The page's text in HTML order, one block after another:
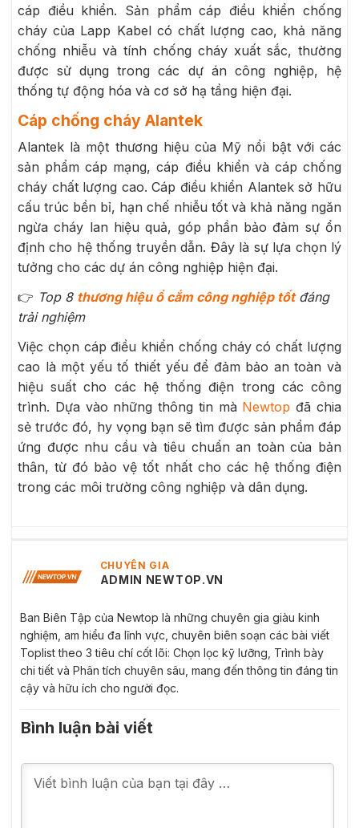
cáp điều khiển. Sản phẩm cáp điều khiển chống
cháy của Lapp Kabel có chất lượng cao, khả năng
chống nhiễu và tính chống cháy xuất sắc, thường
được sử dụng trong các dự án công nghiệp, hệ
thống tự động hóa và cơ sở hạ tầng hiện đại.
Cáp chống cháy Alantek
Alantek là một thương hiệu của Mỹ nổi bật với các
sản phẩm cáp mạng, cáp điều khiển và cáp chống
cháy chất lượng cao. Cáp điều khiển Alantek sở hữu
cấu trúc bền bỉ, hạn chế nhiễu tốt và khả năng ngăn
ngừa cháy lan hiệu quả, góp phần bảo đảm sự ổn
định cho hệ thống truyền dẫn. Đây là sự lựa chọn lý
tưởng cho các dự án công nghiệp hiện đại.
👉 Top 8 thương hiệu ổ cắm công nghiệp tốtđáng
trải nghiệm
Việc chọn cáp điều khiển chống cháy có chất lượng
cao là một yếu tố thiết yếu để đảm bảo an toàn và
hiệu suất cho các hệ thống điện trong các công
trình. Dựa vào những thông tin mà Newtop đã chia
sẻ trước đó, hy vọng bạn sẽ tìm được sản phẩm đáp
ứng được nhu cầu và tiêu chuẩn an toàn của bản
thân, từ đó bảo vệ tốt nhất cho các hệ thống điện
trong các môi trường công nghiệp và dân dụng.
CHUYÊN GIA
ADMIN NEWTOP.VN
Ban Biên Tập của Newtop là những chuyên gia giàu kinh
nghiệm, am hiểu đa lĩnh vực, chuyên biên soạn các bài viết
Toplist theo 3 tiêu chí cốt lõi: Chọn lọc kỹ lưỡng, Trình bày
chi tiết và Phân tích chuyên sâu, mang đến thông tin đáng tin
cậy và hữu ích cho người đọc.
Bình luận bài viết